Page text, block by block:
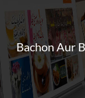
Bachon Aur